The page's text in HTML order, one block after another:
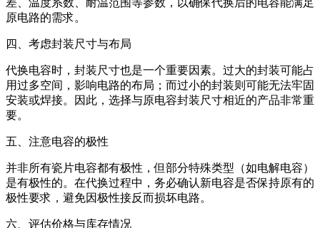
原电路的需求。
四、考虑封装尺寸与布局
代换电容时，封装尺寸也是一个重要因素。过大的封装可能占
用过多空间，影响电路的布局；而过小的封装则可能无法牢固
安装或焊接。因此，选择与原电容封装尺寸相近的产品非常重
要。
五、注意电容的极性
并非所有瓷片电容都有极性，但部分特殊类型（如电解电容）
是有极性的。在代换过程中，务必确认新电容是否保持原有的
极性要求，避免因极性接反而损坏电路。
六、评估价格与库存情况